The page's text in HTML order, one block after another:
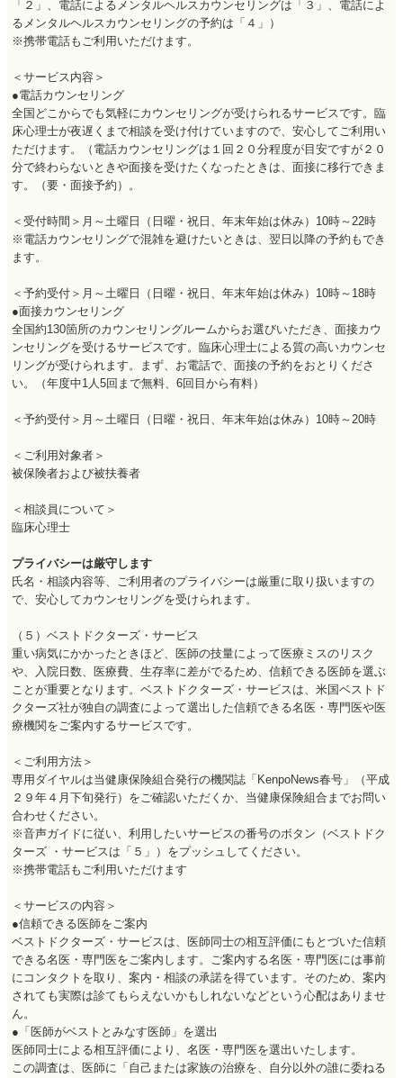
「２」、電話によるメンタルヘルスカウンセリングは「３」、電話によ
るメンタルヘルスカウンセリングの予約は「４」）
※携帯電話もご利用いただけます。
＜サービス内容＞
●電話カウンセリング
全国どこからでも気軽にカウンセリングが受けられるサービスです。臨
床心理士が夜遅くまで相談を受け付けていますので、安心してご利用い
ただけます。（電話カウンセリングは１回２０分程度が目安ですが２０
分で終わらないときや面接を受けたくなったときは、面接に移行できま
す。（要・面接予約）。
＜受付時間＞月～土曜日（日曜・祝日、年末年始は休み）10時～22時
※電話カウンセリングで混雑を避けたいときは、翌日以降の予約もでき
ます。
＜予約受付＞月～土曜日（日曜・祝日、年末年始は休み）10時～18時
●面接カウンセリング
全国約130箇所のカウンセリングルームからお選びいただき、面接カウ
ンセリングを受けるサービスです。臨床心理士による質の高いカウンセ
リングが受けられます。まず、お電話で、面接の予約をおとりくださ
い。（年度中1人5回まで無料、6回目から有料）
＜予約受付＞月～土曜日（日曜・祝日、年末年始は休み）10時～20時
＜ご利用対象者＞
被保険者および被扶養者
＜相談員について＞
臨床心理士
プライバシーは厳守します
氏名・相談内容等、ご利用者のプライバシーは厳重に取り扱いますの
で、安心してカウンセリングを受けられます。
（５）ベストドクターズ・サービス
重い病気にかかったときほど、医師の技量によって医療ミスのリスク
や、入院日数、医療費、生存率に差がでるため、信頼できる医師を選ぶ
ことが重要となります。ベストドクターズ・サービスは、米国ベストド
クターズ社が独自の調査によって選出した信頼できる名医・専門医や医
療機関をご案内するサービスです。
＜ご利用方法＞
専用ダイヤルは当健康保険組合発行の機関誌「KenpoNews春号」（平成
２９年４月下旬発行）をご確認いただくか、当健康保険組合までお問い
合わせください。
※音声ガイドに従い、利用したいサービスの番号のボタン（ベストドク
ターズ ・サービスは「５」）をプッシュしてください。
※携帯電話もご利用いただけます
＜サービスの内容＞
●信頼できる医師をご案内
ベストドクターズ・サービスは、医師同士の相互評価にもとづいた信頼
できる名医・専門医をご案内します。ご案内する名医・専門医には事前
にコンタクトを取り、案内・相談の承諾を得ています。そのため、案内
されても実際は診てもらえないかもしれないなどという心配はありませ
ん。
●「医師がベストとみなす医師」を選出
医師同士による相互評価により、名医・専門医を選出いたします。
この調査は、医師に「自己または家族の治療を、自分以外の誰に委ねる